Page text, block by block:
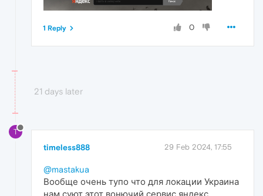
0
1 Reply
21 days later
T
timeless888 29 Feb 2024, 17:55
@mastakua
Вообще очень тупо что для локации Украина